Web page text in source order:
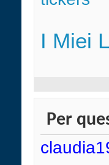
I Miei
Per